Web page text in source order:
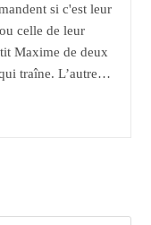
si c'est leur
celle de leur
Maxime de deux
traîne. L’autre…